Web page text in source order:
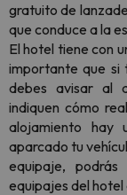
gratuito de
que conduce a la
El hotel tiene con
importante que si
debes avisar al
indiquen cómo
alojamiento hay
aparcado tu
equipaje,
equipajes del